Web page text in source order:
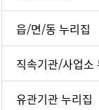
읍/면/동 누리집
직속기관/사업소
유관기관 누리집